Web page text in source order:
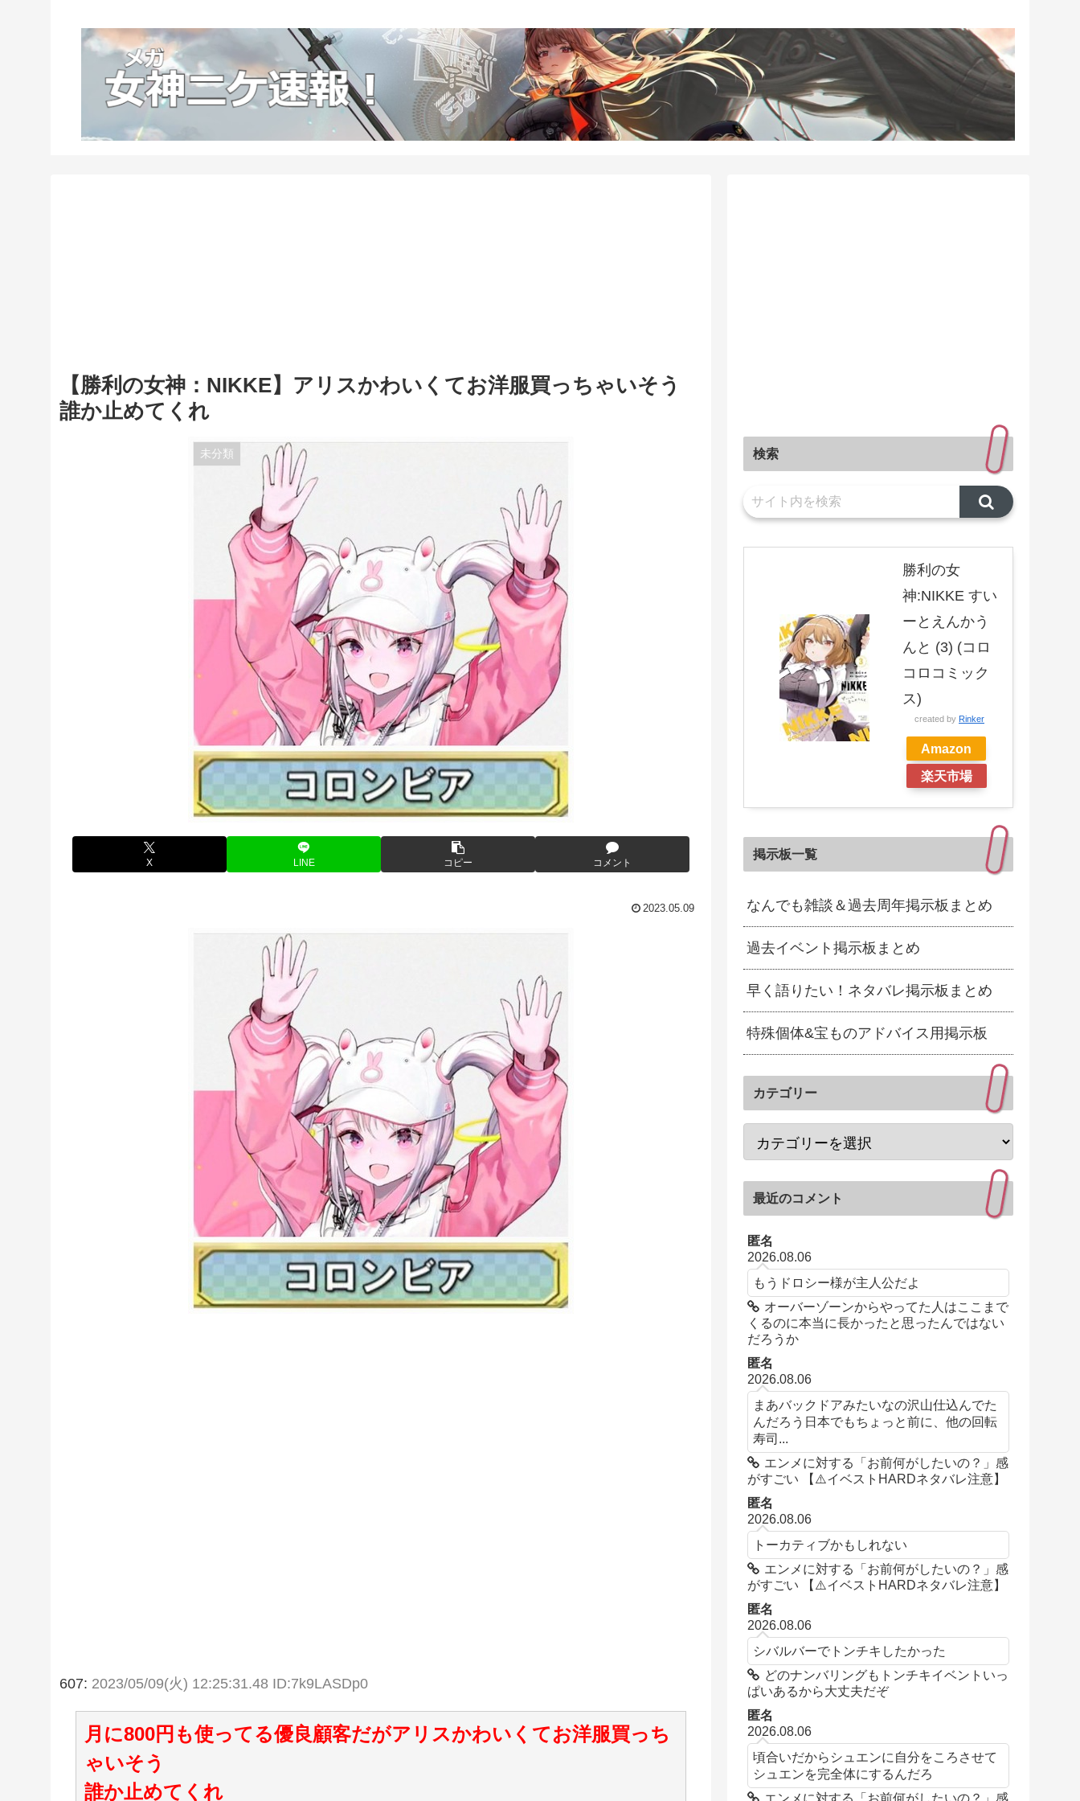
【勝利の女神：NIKKE】アリスかわいくてお洋服買っちゃいそう
誰か止めてくれ
未分類
X LINE コピー コメント
2023.05.09
607: 2023/05/09(火) 12:25:31.48 ID:7k9LASDp0
月に800円も使ってる優良顧客だがアリスかわいくてお洋服買っち
ゃいそう
誰か止めてくれ
検索
勝利の女
神:NIKKE すい
ーとえんかう
んと (3) (コロ
コロコミック
ス)
created by Rinker
Amazon
楽天市場
掲示板一覧
なんでも雑談＆過去周年掲示板まとめ
過去イベント掲示板まとめ
早く語りたい！ネタバレ掲示板まとめ
特殊個体&宝ものアドバイス用掲示板
カテゴリー
最近のコメント
匿名
2026.08.06
もうドロシー様が主人公だよ
オーバーゾーンからやってた人はここまで
くるのに本当に長かったと思ったんではない
だろうか
匿名
2026.08.06
まあバックドアみたいなの沢山仕込んでた
んだろう日本でもちょっと前に、他の回転
寿司...
エンメに対する「お前何がしたいの？」感
がすごい 【⚠️イベストHARDネタバレ注意】
匿名
2026.08.06
トーカティブかもしれない
エンメに対する「お前何がしたいの？」感
がすごい 【⚠️イベストHARDネタバレ注意】
匿名
2026.08.06
シバルバーでトンチキしたかった
どのナンバリングもトンチキイベントいっ
ぱいあるから大丈夫だぞ
匿名
2026.08.06
頃合いだからシュエンに自分をころさせて
シュエンを完全体にするんだろ
エンメに対する「お前何がしたいの？」感